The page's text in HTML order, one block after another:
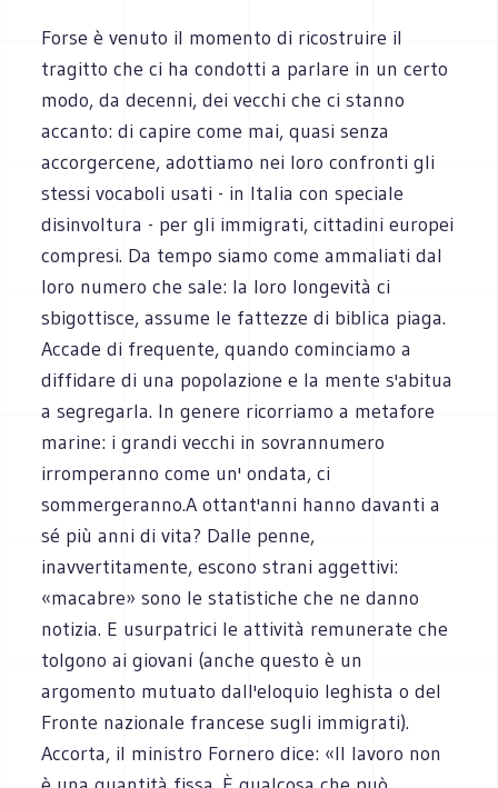
Forse è venuto il momento di ricostruire il
tragitto che ci ha condotti a parlare in un certo
modo, da decenni, dei vecchi che ci stanno
accanto: di capire come mai, quasi senza
accorgercene, adottiamo nei loro confronti gli
stessi vocaboli usati - in Italia con speciale
disinvoltura - per gli immigrati, cittadini europei
compresi. Da tempo siamo come ammaliati dal
loro numero che sale: la loro longevità ci
sbigottisce, assume le fattezze di biblica piaga.
Accade di frequente, quando cominciamo a
diffidare di una popolazione e la mente s'abitua
a segregarla. In genere ricorriamo a metafore
marine: i grandi vecchi in sovrannumero
irromperanno come un' ondata, ci
sommergeranno.A ottant'anni hanno davanti a
sé più anni di vita? Dalle penne,
inavvertitamente, escono strani aggettivi:
«macabre» sono le statistiche che ne danno
notizia. E usurpatrici le attività remunerate che
tolgono ai giovani (anche questo è un
argomento mutuato dall'eloquio leghista o del
Fronte nazionale francese sugli immigrati).
Accorta, il ministro Fornero dice: «Il lavoro non